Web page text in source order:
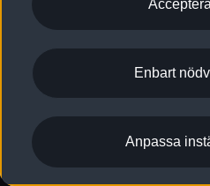
Vårt hållbarhetsarbete
Lediga tjänster huvudkontor
Lediga tjänster hos Audi
Kommentar till
Visselblåsarkanaler
Enbart
Anpassa